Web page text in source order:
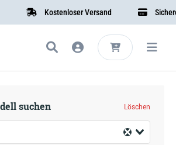
Kostenloser Versand Sichere
suchen
Löschen